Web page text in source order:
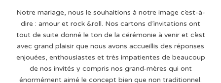
Notre mariage, nous le souhaitions à notre image c’est-à-
dire : amour et rock &roll. Nos cartons d’invitations ont
tout de suite donné le ton de la cérémonie à venir et c’est
avec grand plaisir que nous avons accueillis des réponses
enjouées, enthousiastes et très impatientes de beaucoup
de nos invités y compris nos grand-mères qui ont
énormément aimé le concept bien que non traditionnel.